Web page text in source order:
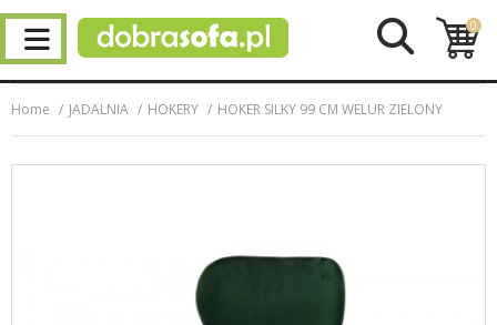
0
Home JADALNIA HOKERY HOKER SILKY 99 CM WELUR ZIELONY